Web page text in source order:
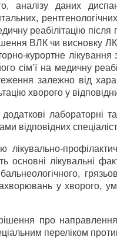
аналізу даних
реабілітацію після
ВЛК чи висновку
курортне
сім’ї на медичну
залежно від
хворого у
лабораторні
відповідних
основні лікувальні
у хворого,
про
переліком